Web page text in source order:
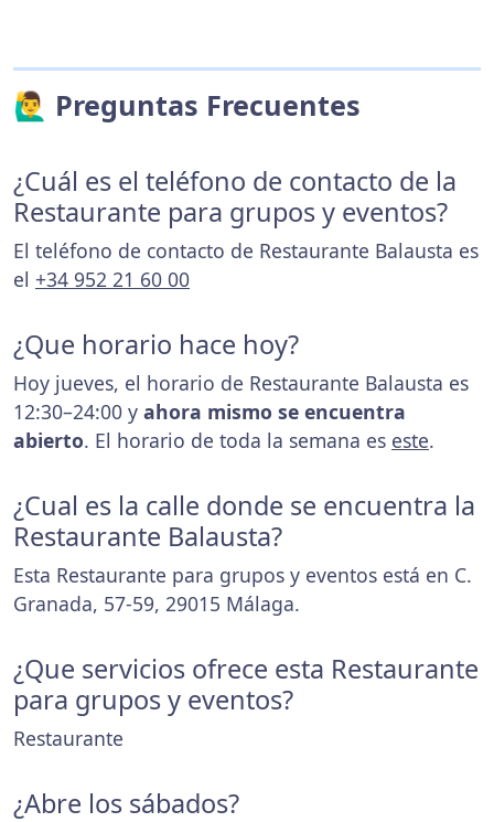
🙋‍♂️ Preguntas Frecuentes
¿Cuál es el teléfono de contacto de la
Restaurante para grupos y eventos?
El teléfono de contacto de Restaurante Balausta es
el +34 952 21 60 00
¿Que horario hace hoy?
Hoy jueves, el horario de Restaurante Balausta es
12:30–24:00 y ahora mismo se encuentra
abierto. El horario de toda la semana es este.
¿Cual es la calle donde se encuentra la
Restaurante Balausta?
Esta Restaurante para grupos y eventos está en C.
Granada, 57-59, 29015 Málaga.
¿Que servicios ofrece esta Restaurante
para grupos y eventos?
Restaurante
¿Abre los sábados?